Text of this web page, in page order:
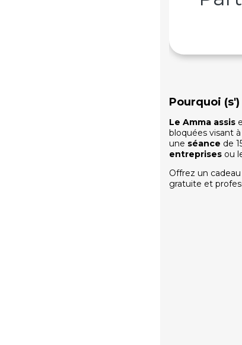
Pourquoi
Le Amma assis
bloquées visant
une séance de
entreprises ou
Offrez un cadeau
gratuite et